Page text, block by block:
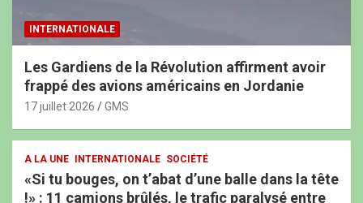
INTERNATIONALE
Les Gardiens de la Révolution affirment avoir
frappé des avions américains en Jordanie
17 juillet 2026 GMS
A LA UNE INTERNATIONALE SOCIÉTÉ
«Si tu bouges, on t’abat d’une balle dans la tête
!» : 11 camions brûlés, le trafic paralysé entre